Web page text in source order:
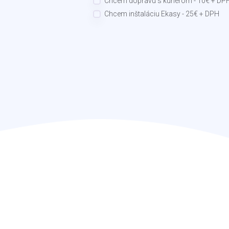
Chcem inštaláciu Ekasy - 25€ + DPH